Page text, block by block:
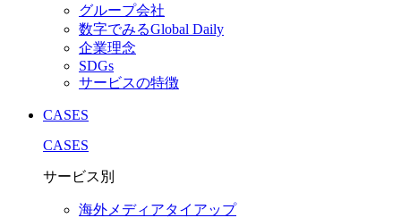
グループ会社
数字でみるGlobal Daily
企業理念
SDGs
サービスの特徴
CASES
CASES
サービス別
海外メディアタイアップ